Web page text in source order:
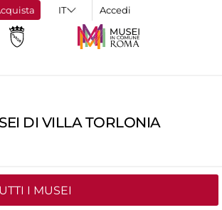
Accedi
DI VILLA TORLONIA
I MUSEI